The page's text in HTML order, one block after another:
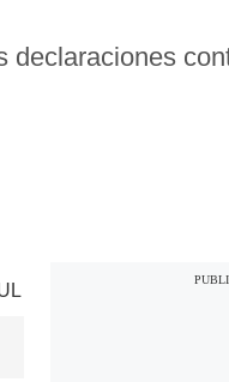
declaraciones